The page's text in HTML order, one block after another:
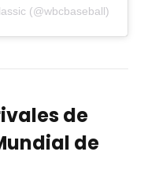
(@wbcbaseball)
de
de